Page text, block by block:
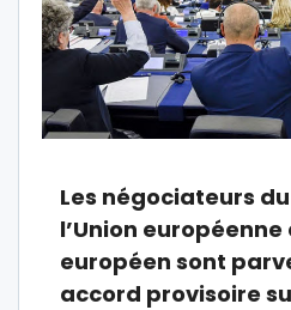
Les négociateurs
l’Union
européen sont
accord provisoire